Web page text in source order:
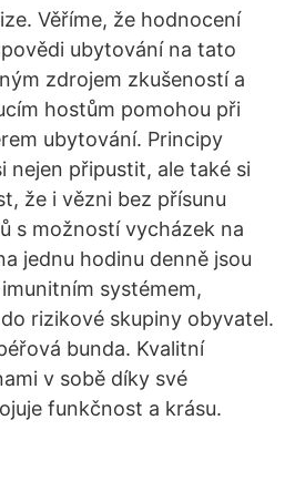
Věříme, že hodnocení
ubytování na tato
zdrojem zkušeností a
hostům pomohou při
ubytování. Principy
připustit, ale také si
že i vězni bez přísunu
s možností vycházek na
jednu hodinu denně jsou
systémem,
rizikové skupiny obyvatel.
bunda. Kvalitní
v sobě díky své
funkčnost a krásu.